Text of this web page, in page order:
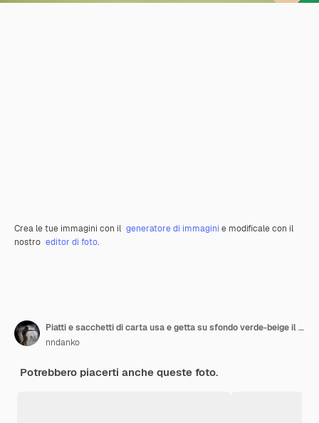
Crea le tue immagini con il generatore di immagini e modificale con il
nostro editor di foto.
Piatti e sacchetti di carta usa e getta su sfondo verde-beige il concetto di rifiuto della plastica
nndanko
Potrebbero piacerti anche queste foto.